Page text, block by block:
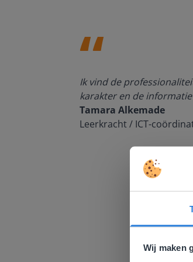
Wij maken
Ik vind de
karakter en de
Tamara Alkemade
Leerkracht / ICT-